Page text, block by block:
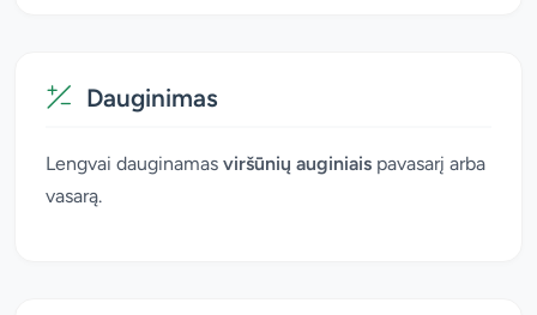
Dauginimas
Lengvai dauginamas viršūnių auginiais pavasarį arba
vasarą.